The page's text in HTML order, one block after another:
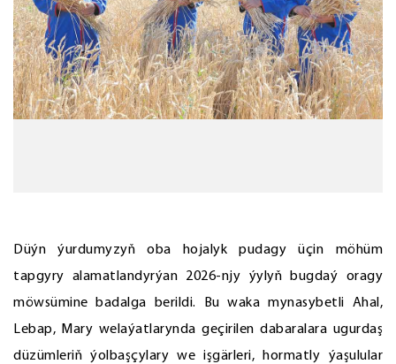
Düýn ýurdumyzyň oba hojalyk pudagy üçin möhüm
tapgyry alamatlandyrýan 2026-njy ýylyň bugdaý oragy
möwsümine badalga berildi. Bu waka mynasybetli Ahal,
Lebap, Mary welaýatlarynda geçirilen dabaralara ugurdaş
düzümleriň ýolbaşçylary we işgärleri, hormatly ýaşulular